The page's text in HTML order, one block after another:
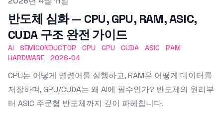
반도체 심화 — CPU, GPU, RAM, ASIC,
CUDA 구조 완전 가이드
AI SEMICONDUCTOR CPU GPU CUDA ASIC
RAM
HARDWARE
2026-04
CPU는 어떻게 명령어를 실행하고, RAM은 어떻게 데이터를
저장하며, GPU/CUDA는 왜 AI에 필수인가? 반도체의 원리부
터 ASIC 주문형 반도체까지 깊이 파헤칩니다.